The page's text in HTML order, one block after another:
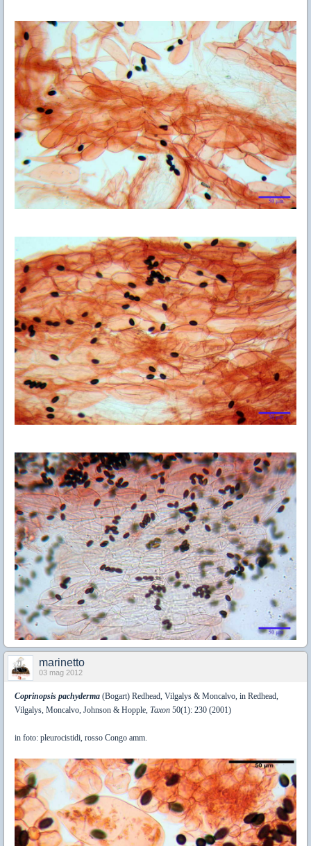
marinetto
03 mag 2012
Coprinopsis pachyderma (Bogart) Redhead, Vilgalys & Moncalvo, in Redhead,
Vilgalys, Moncalvo, Johnson & Hopple, Taxon 50(1): 230 (2001)
in foto: pleurocistidi, rosso Congo amm.